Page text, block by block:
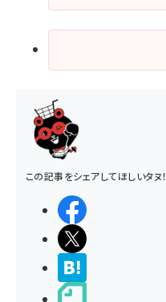
この記事をシェアしてほしいタヌ！